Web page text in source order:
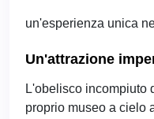
un'esperienza unica
Un'attrazione
L'obelisco incompiuto
proprio museo a cielo